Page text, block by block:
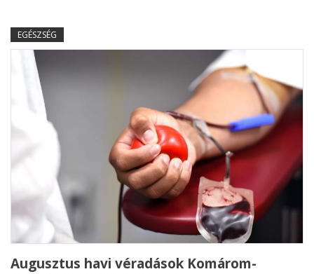
EGÉSZSÉG
Augusztus havi véradások Komárom-